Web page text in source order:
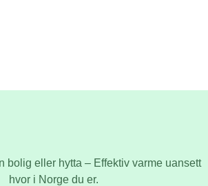
bolig eller hytta – Effektiv varme uansett
hvor i Norge du er.